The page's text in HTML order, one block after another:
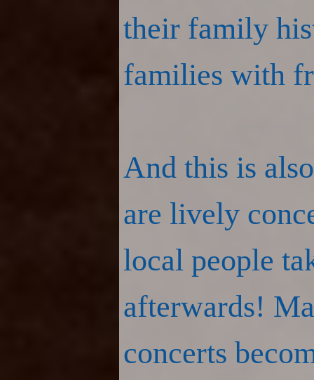
their family
families with
And this is
are lively
local people
afterwards!
concerts